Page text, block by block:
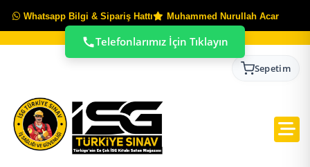
Whatsapp Bilgi & Sipariş Hattı Muhammed Nurullah Acar
Sepetim
Telefonlarımız İçin Tıklayın